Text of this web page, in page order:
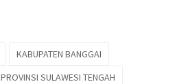
KABUPATEN BANGGAI
PROVINSI SULAWESI TENGAH